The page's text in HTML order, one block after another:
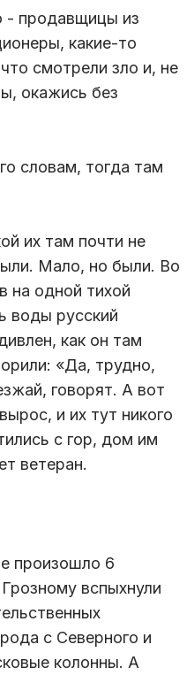
- продавщицы из
какие-то
смотрели зло и, не
окажись без
словам, тогда там
их там почти не
Мало, но были. Во
на одной тихой
воды русский
как он там
«Да, трудно,
говорят. А вот
и их тут никого
с гор, дом им
ветеран.
произошло 6
вспыхнули
с Северного и
колонны. А